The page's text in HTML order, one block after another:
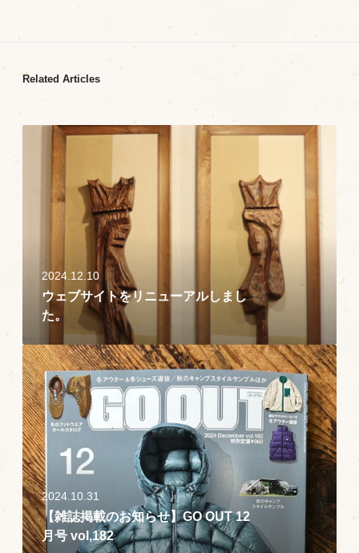
Related Articles
ー
ア
ル
し
ま
し
た
。
2024.12.10
ウェブサイトをリニューアルしまし
た。
【
雑
誌
掲
載
の
お
知
ら
せ
2024.10.31
【雑誌掲載のお知らせ】GO OUT 12
月号 vol,182